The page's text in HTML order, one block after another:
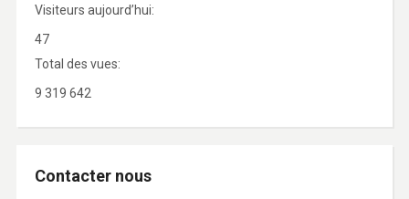
Visiteurs aujourd’hui:
47
Total des vues:
9 319 642
Contacter nous